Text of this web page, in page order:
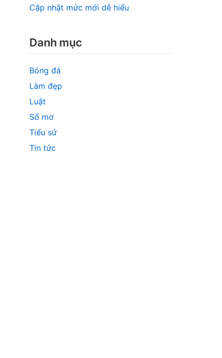
Cập nhật mức mới dễ hiểu
Danh mục
Bóng đá
Làm đẹp
Luật
Sổ mơ
Tiểu sử
Tin tức